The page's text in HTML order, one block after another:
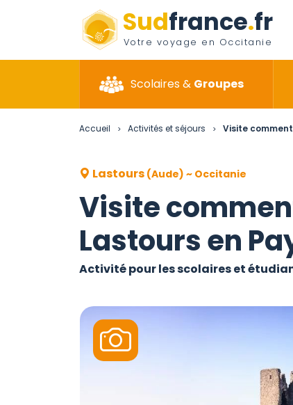
Sudfrance.fr
Votre voyage en Occitanie
Scolaires & Groupes
Accueil > Activités et séjours > Visite
Visite
Lastours en
Activité pour les scolaires et
Lastours (Aude) ~ Occitanie